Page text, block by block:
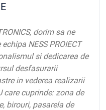
dorim sa ne
NESS PROIECT
si dedicarea de
desfasurarii
in vederea realizarii
care cuprinde: zona de
birouri, pasarela de